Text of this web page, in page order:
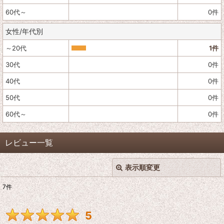
60代～ 0件
女性/年代別
～20代 1件
30代 0件
40代 0件
50代 0件
60代～ 0件
レビュー一覧
表示順変更
レビュー検索:
期間:
閉じる
7件
5